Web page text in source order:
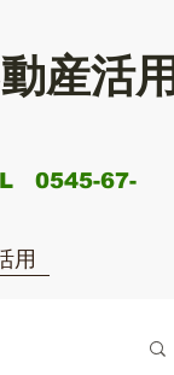
産活用
0545-67-
用